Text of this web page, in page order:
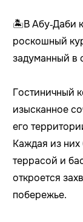
🏝️В Абу‑Даби
роскошный
задуманный в
Гостиничный
изысканное
его
Каждая из них
террасой и
откроется
побережье.